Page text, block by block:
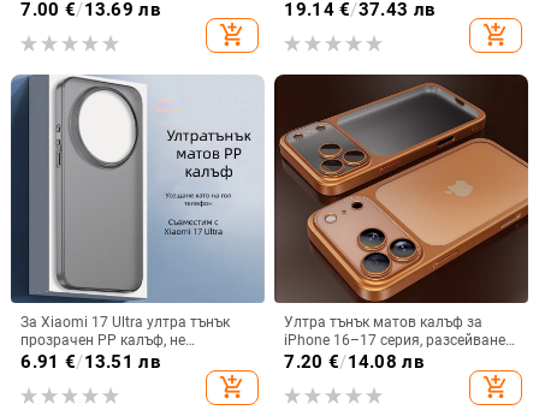
съвместим с Pixel 7a, пълна
7.00 €/13.69 лв
add_shopping_cart
дизайн, изкуствена кожа и
19.14€/37.43 лв
add_shopping_cart
За Xiaomi 17 Ultra ултра тънък
прозрачен PP калъф, не
пожълтява, матиран финиш и
6.91 €/13.51 лв
add_shopping_cart
Ултра тънък матов калъф за
iPhone 16–17 серия, разсейване
на топлината, пълно покритие,
удароустойчив и устойчив на
отпечатъци
7.20 €/14.08 лв
add_shopping_cart